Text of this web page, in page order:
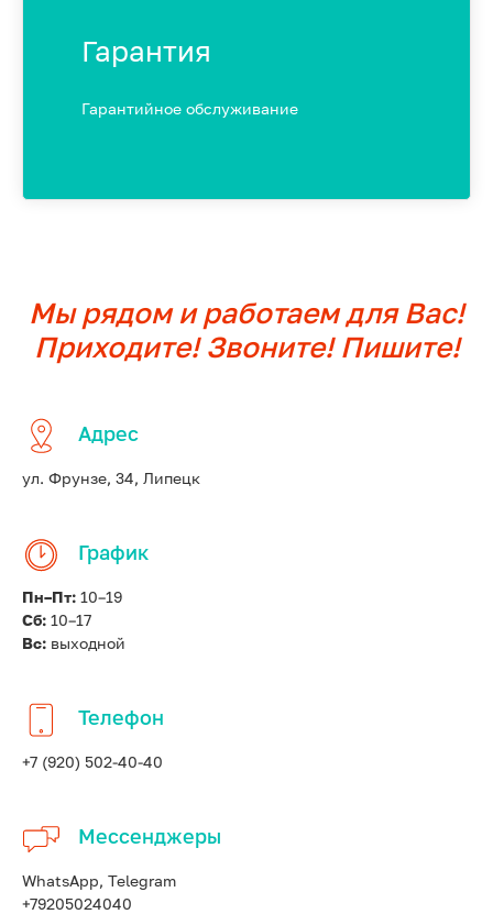
Гарантия
Гарантийное обслуживание
Мы рядом и работаем для Вас!
Приходите! Звоните! Пишите!
Адрес
ул. Фрунзе, 34, Липецк
График
Пн–Пт: 10–19
Сб: 10–17
Вс: выходной
Телефон
+7 (920) 502-40-40
Мессенджеры
WhatsApp, Telegram
+79205024040